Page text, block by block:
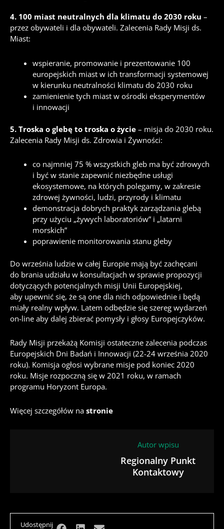
4. 100 miast neutralnych dla klimatu do 2030 roku –
przez obywateli i dla obywateli. Zalecenia Rady Misji ds.
Miast:
wspieranie, promowanie i prezentowanie 100
europejskich miast w ich transformacji systemowej
w kierunku neutralności klimatu do 2030 roku
zamienienie tych miast w ośrodki eksperymentów
i innowacji
5. Troska o glebę to troska o życie – misja do 2030 roku.
Zalecenia Rady Misji ds. Zdrowia i Żywności:
co najmniej 75 % wszystkich gleb ma być zdrowych
i być w stanie zapewnić niezbędne usługi
ekosystemowe, na których polegamy, w zakresie
zdrowej żywności, ludzi, przyrody i klimatu
demonstracja dobrych praktyk zarządzania glebą
przy użyciu „żywych laboratoriów” i „latarni
morskich”
poprawienie monitorowania stanu gleby
Do września ludzie w całej Europie mają być zachęcani
do brania udziału w konsultacjach w sprawie propozycji
dotyczących potencjalnych misji Unii Europejskiej,
aby upewnić się, że są one dla nich odpowiednie i będą
miały realny wpływ. Latem odbędzie się szereg wydarzeń
on-line aby dalej zbierać pomysły i głosy Europejczyków.
Rady Misji przekażą Komisji ostateczne zalecenia podczas
Europejskich Dni Badań i Innowacji (22-24 września 2020
roku). Komisja ogłosi wybrane misje pod koniec 2020
roku. Misje rozpoczną się w 2021 roku, w ramach
programu Horyzont Europa.
Więcej szczegółów na stronie
Autor wpisu
Regionalny Punkt
Kontaktowy
Udostępnij